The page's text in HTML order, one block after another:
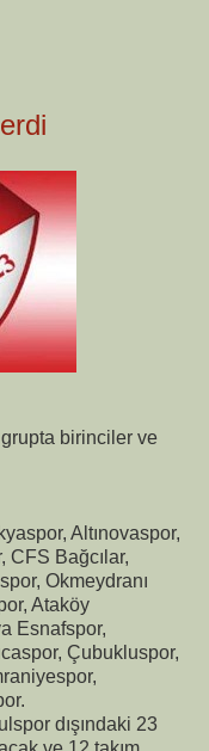
birinciler ve
Altınovaspor,
CFS Bağcılar,
Okmeydranı
Ataköy
Esnafspor,
Çubukluspor,
dışındaki 23